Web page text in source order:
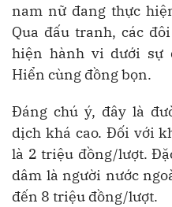
nam nữ đang thực
Qua đấu tranh, các
hiện hành vi dưới sự
Hiển cùng đồng bọn.
Đáng chú ý, đây là
dịch khá cao. Đối với
là 2 triệu đồng/lượt.
dâm là người nước
đến 8 triệu đồng/lượt.